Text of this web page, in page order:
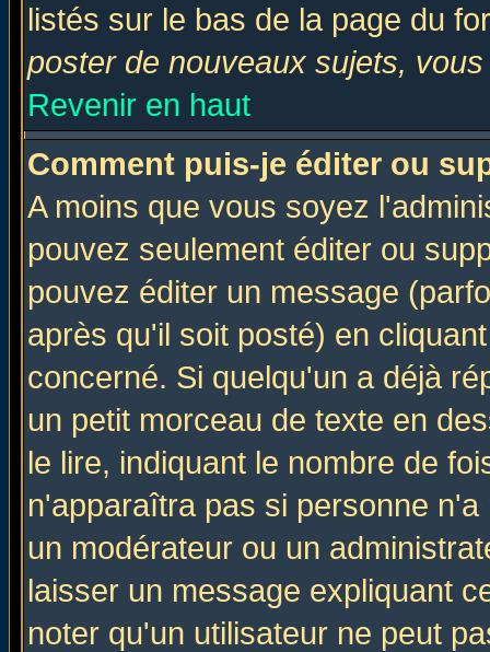
listés sur le bas de la page du
poster de nouveaux sujets,
Revenir en haut
Comment puis-je éditer ou
A moins que vous soyez
pouvez seulement éditer ou
pouvez éditer un message
après qu'il soit posté) en
concerné. Si quelqu'un a déjà
un petit morceau de texte en
le lire, indiquant le nombre de
n'apparaîtra pas si personne
un modérateur ou un
laisser un message expliquant
noter qu'un utilisateur ne peut